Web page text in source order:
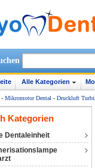
Alle Kategorien
- Mikromotor Dental - Druckluft
Kategorien
Dentaleinheit